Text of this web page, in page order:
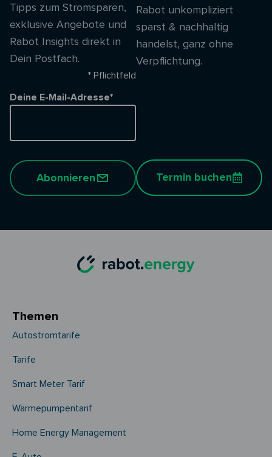
Tipps zum Stromsparen,
exklusive Angebote und
Rabot Insights direkt in
Dein Postfach.
* Pflichtfeld
Deine E-Mail-Adresse*
Abonnieren
Rabot unkompliziert
sparst & nachhaltig
handelst, ganz ohne
Verpflichtung.
Termin buchen
Themen
Autostromtarife
Tarife
Smart Meter Tarif
Wärmepumpentarif
Home Energy Management